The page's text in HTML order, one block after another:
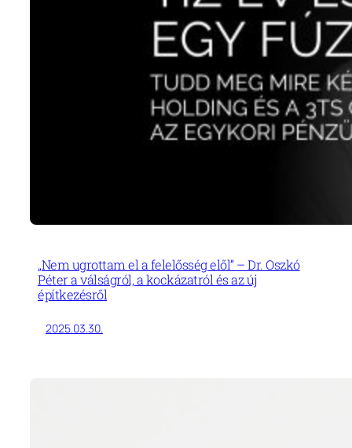
„Nem ugrottam el a felelősség elől” – Dr. Oszkó
Péter a válságról, a kockázatról és az új
építkezésről
2025.03.30.